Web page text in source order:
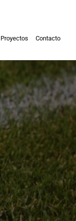
Proyectos Contacto